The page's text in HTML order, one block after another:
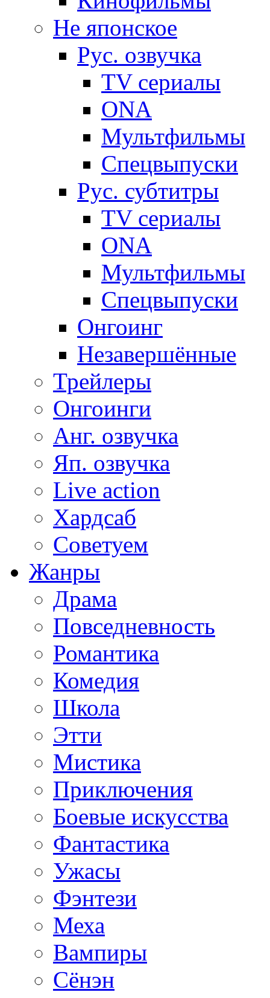
Не японское
Рус. озвучка
TV сериалы
ONA
Мультфильмы
Спецвыпуски
Рус. субтитры
TV сериалы
ONA
Мультфильмы
Спецвыпуски
Онгоинг
Незавершённые
Трейлеры
Онгоинги
Анг. озвучка
Яп. озвучка
Live action
Хардсаб
Советуем
Жанры
Драма
Повседневность
Романтика
Комедия
Школа
Этти
Мистика
Приключения
Боевые искусства
Фантастика
Ужасы
Фэнтези
Меха
Вампиры
Сёнэн